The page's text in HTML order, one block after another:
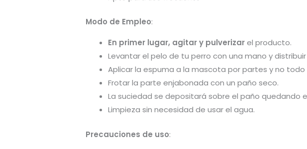
Modo de Empleo:
En primer lugar, agitar y pulverizarel producto.
Levantar el pelo de tu perro con una mano y
Aplicar la espuma a la mascota por partes y no todo
Frotar la parte enjabonada con un paño seco.
La suciedad se depositará sobre el paño quedando
Limpieza sin necesidad de usar el agua.
Precauciones de uso: